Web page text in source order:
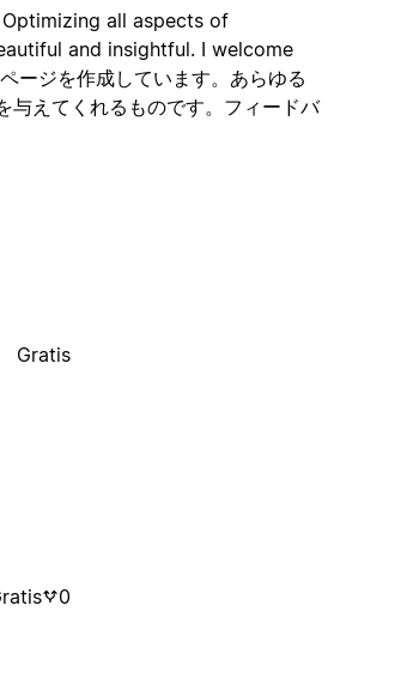
all aspects of
and insightful. I welcome
ジを作成しています。あらゆる
与えてくれるものです。フィードバ
Gratis
0